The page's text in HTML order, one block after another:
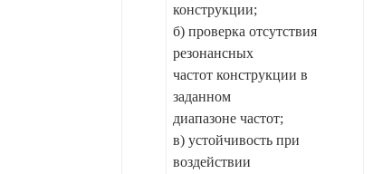
конструкции;
б) проверка отсутствия
резонансных
частот конструкции в
заданном
диапазоне частот;
в) устойчивость при
воздействии